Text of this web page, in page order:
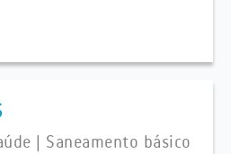
| Saneamento básico